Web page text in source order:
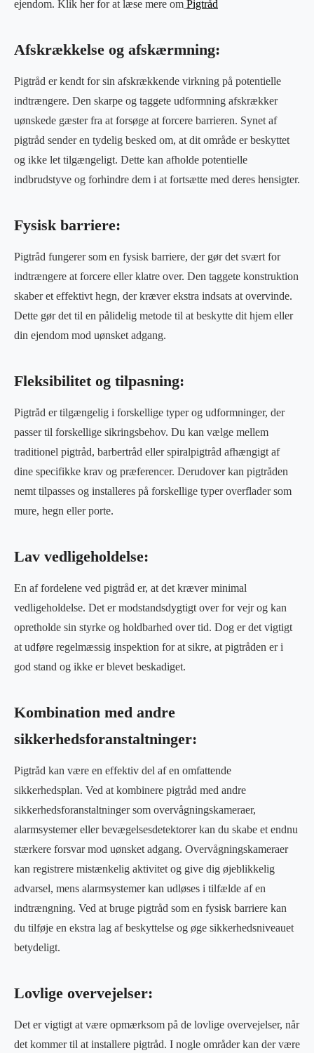
ejendom. Klik her for at læse mere om Pigtråd
Afskrækkelse og afskærmning:
Pigtråd er kendt for sin afskrækkende virkning på potentielle
indtrængere. Den skarpe og taggete udformning afskrækker
uønskede gæster fra at forsøge at forcere barrieren. Synet af
pigtråd sender en tydelig besked om, at dit område er beskyttet
og ikke let tilgængeligt. Dette kan afholde potentielle
indbrudstyve og forhindre dem i at fortsætte med deres hensigter.
Fysisk barriere:
Pigtråd fungerer som en fysisk barriere, der gør det svært for
indtrængere at forcere eller klatre over. Den taggete konstruktion
skaber et effektivt hegn, der kræver ekstra indsats at overvinde.
Dette gør det til en pålidelig metode til at beskytte dit hjem eller
din ejendom mod uønsket adgang.
Fleksibilitet og tilpasning:
Pigtråd er tilgængelig i forskellige typer og udformninger, der
passer til forskellige sikringsbehov. Du kan vælge mellem
traditionel pigtråd, barbertråd eller spiralpigtråd afhængigt af
dine specifikke krav og præferencer. Derudover kan pigtråden
nemt tilpasses og installeres på forskellige typer overflader som
mure, hegn eller porte.
Lav vedligeholdelse:
En af fordelene ved pigtråd er, at det kræver minimal
vedligeholdelse. Det er modstandsdygtigt over for vejr og kan
opretholde sin styrke og holdbarhed over tid. Dog er det vigtigt
at udføre regelmæssig inspektion for at sikre, at pigtråden er i
god stand og ikke er blevet beskadiget.
Kombination med andre
sikkerhedsforanstaltninger:
Pigtråd kan være en effektiv del af en omfattende
sikkerhedsplan. Ved at kombinere pigtråd med andre
sikkerhedsforanstaltninger som overvågningskameraer,
alarmsystemer eller bevægelsesdetektorer kan du skabe et endnu
stærkere forsvar mod uønsket adgang. Overvågningskameraer
kan registrere mistænkelig aktivitet og give dig øjeblikkelig
advarsel, mens alarmsystemer kan udløses i tilfælde af en
indtrængning. Ved at bruge pigtråd som en fysisk barriere kan
du tilføje en ekstra lag af beskyttelse og øge sikkerhedsniveauet
betydeligt.
Lovlige overvejelser:
Det er vigtigt at være opmærksom på de lovlige overvejelser, når
det kommer til at installere pigtråd. I nogle områder kan der være